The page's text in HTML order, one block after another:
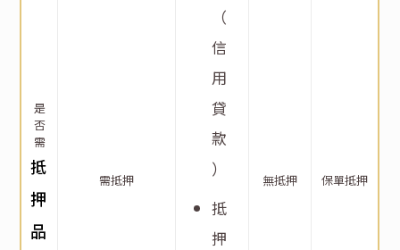
是
否
需
抵
押
品
需抵押
（
信
用
貸
款
）
抵
押
無抵押 保單抵押